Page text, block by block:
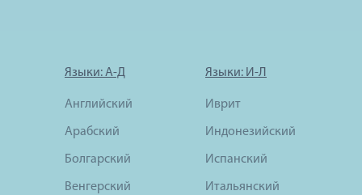
Языки: А-Д
Английский
Арабский
Болгарский
Венгерский
Языки: И-Л
Иврит
Индонезийский
Испанский
Итальянский